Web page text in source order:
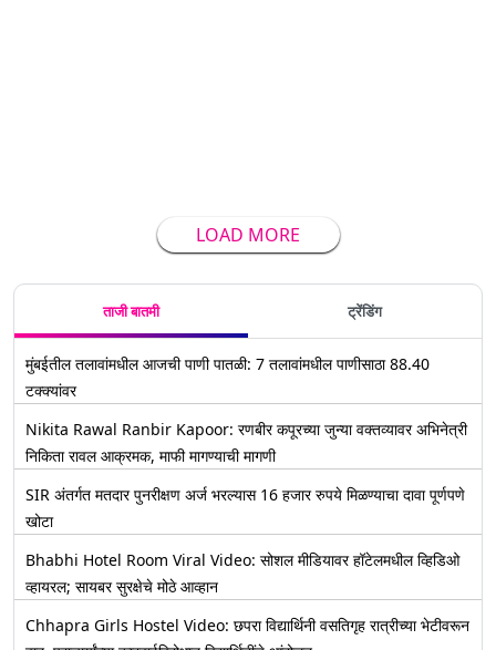
LOAD MORE
ताजी बातमी ट्रेंडिंग
मुंबईतील तलावांमधील आजची पाणी पातळी: 7 तलावांमधील पाणीसाठा 88.40
टक्क्यांवर
Nikita Rawal Ranbir Kapoor: रणबीर कपूरच्या जुन्या वक्तव्यावर अभिनेत्री
निकिता रावल आक्रमक, माफी मागण्याची मागणी
SIR अंतर्गत मतदार पुनरीक्षण अर्ज भरल्यास 16 हजार रुपये मिळण्याचा दावा पूर्णपणे
खोटा
Bhabhi Hotel Room Viral Video: सोशल मीडियावर हॉटेलमधील व्हिडिओ
व्हायरल; सायबर सुरक्षेचे मोठे आव्हान
Chhapra Girls Hostel Video: छपरा विद्यार्थिनी वसतिगृह रात्रीच्या भेटीवरून